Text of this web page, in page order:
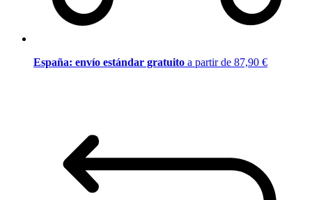
España: envío estándar gratuito a partir de 87,90 €